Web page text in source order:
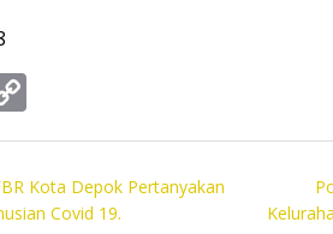
o
p
y
Kota Depok Pertanyakan
Covid 19.